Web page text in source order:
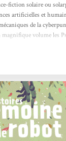
fiction solaire ou
artificielles et
de la
volume les
prix littéraires.On